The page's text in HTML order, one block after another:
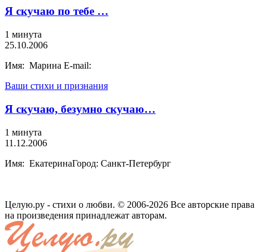
Я скучаю по тебе …
1 минута
25.10.2006
Имя: Марина E-mail:
Ваши стихи и признания
Я скучаю, безумно скучаю…
1 минута
11.12.2006
Имя: ЕкатеринаГород: Санкт-Петербург
Целую.ру - стихи о любви. © 2006-2026 Все авторские права
на произведения принадлежат авторам.